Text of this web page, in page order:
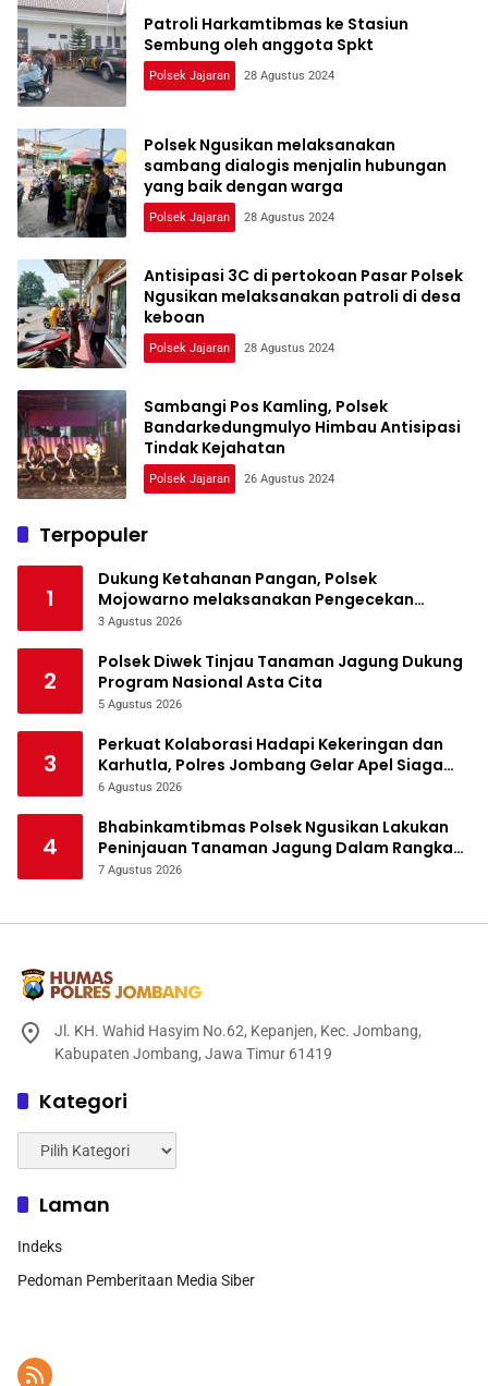
Patroli Harkamtibmas ke Stasiun
Sembung oleh anggota Spkt
Polsek Jajaran 28 Agustus 2024
Polsek Ngusikan melaksanakan
sambang dialogis menjalin hubungan
yang baik dengan warga
Polsek Jajaran 28 Agustus 2024
Antisipasi 3C di pertokoan Pasar Polsek
Ngusikan melaksanakan patroli di desa
keboan
Polsek Jajaran 28 Agustus 2024
Sambangi Pos Kamling, Polsek
Bandarkedungmulyo Himbau Antisipasi
Tindak Kejahatan
Polsek Jajaran 26 Agustus 2024
Terpopuler
1
Dukung Ketahanan Pangan, Polsek
Mojowarno melaksanakan Pengecekan
Tanaman Jagung
3 Agustus 2026
2
Polsek Diwek Tinjau Tanaman Jagung Dukung
Program Nasional Asta Cita
5 Agustus 2026
3
Perkuat Kolaborasi Hadapi Kekeringan dan
Karhutla, Polres Jombang Gelar Apel Siaga
Bencana
6 Agustus 2026
4
Bhabinkamtibmas Polsek Ngusikan Lakukan
Peninjauan Tanaman Jagung Dalam Rangka
Mendukung Ketahanan Pangan
7 Agustus 2026
Jl. KH. Wahid Hasyim No.62, Kepanjen, Kec. Jombang,
Kabupaten Jombang, Jawa Timur 61419
Kategori
Kategori
Laman
Indeks
Pedoman Pemberitaan Media Siber